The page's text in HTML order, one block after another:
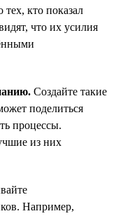
кто показал
что их усилия
Создайте такие
поделиться
процессы.
из них
Например,